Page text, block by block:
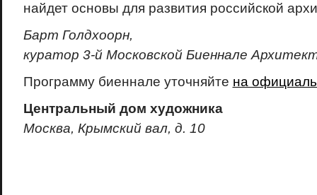
найдет основы для развития российской
Барт Голдхоорн,
куратор 3-й Московской Биеннале
Программу биеннале уточняйте на
Центральный дом художника
Москва, Крымский вал, д. 10